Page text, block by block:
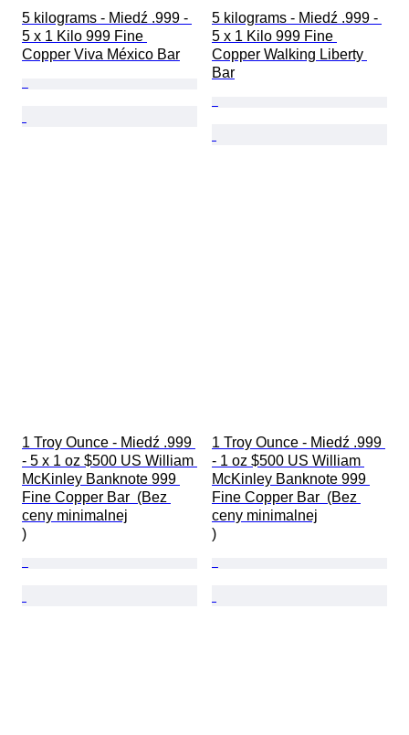
5 kilograms - Miedź .999 -
5 x 1 Kilo 999 Fine
Copper Viva México Bar
5 kilograms - Miedź .999 -
5 x 1 Kilo 999 Fine
Copper Walking Liberty
Bar
1 Troy Ounce - Miedź .999
- 5 x 1 oz $500 US William
McKinley Banknote 999
Fine Copper Bar  (Bez
ceny minimalnej
)
1 Troy Ounce - Miedź .999
- 1 oz $500 US William
McKinley Banknote 999
Fine Copper Bar  (Bez
ceny minimalnej
)